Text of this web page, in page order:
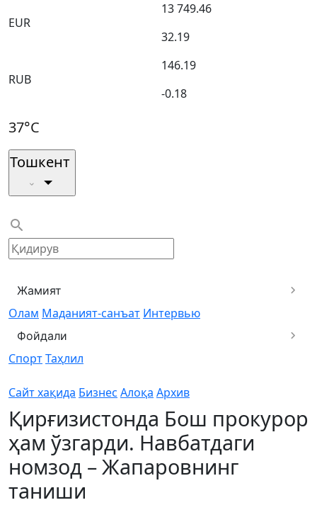
EUR
13 749.46
32.19
RUB
146.19
-0.18
37°C
Тошкент
Жамият
Олам Маданият-санъат Интервью
Фойдали
СпортТаҳлил
Сайт хақида Бизнес Алоқа Архив
Қирғизистонда Бош прокурор
ҳам ўзгарди. Навбатдаги
номзод – Жапаровнинг
таниши